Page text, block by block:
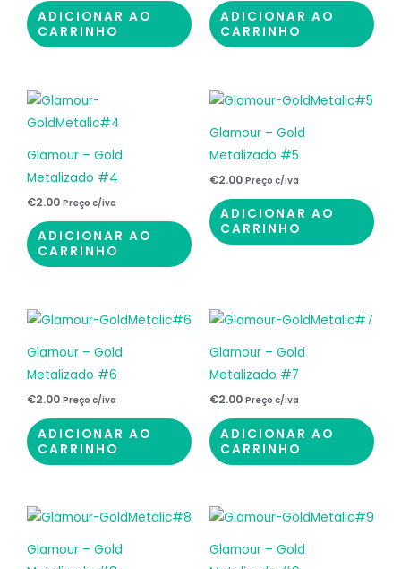
ADICIONAR AO
CARRINHO
ADICIONAR AO
CARRINHO
Glamour – Gold
Metalizado #4
€2.00 Preço c/iva
ADICIONAR AO
CARRINHO
Glamour – Gold
Metalizado #5
€2.00 Preço c/iva
ADICIONAR AO
CARRINHO
Glamour – Gold
Metalizado #6
€2.00 Preço c/iva
ADICIONAR AO
CARRINHO
Glamour – Gold
Metalizado #7
€2.00 Preço c/iva
ADICIONAR AO
CARRINHO
Glamour – Gold
Glamour – Gold